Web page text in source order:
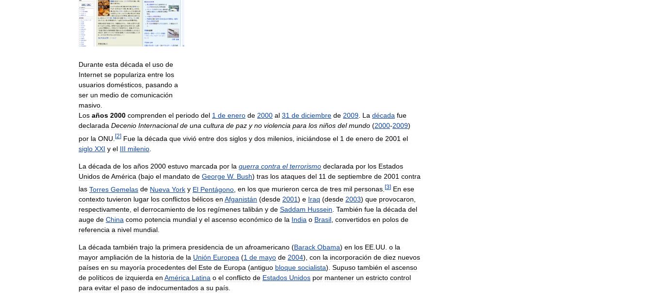
Durante esta década el uso de
Internet se populariza entre los
usuarios domésticos pasando a
ser un medio de comunicación
masivo
Los años 2000 comprenden el periodo del 1 de enero de 2000 al 31 de diciembre de 2009 La década fue
declarada Decenio Internacional de una cultura de paz y no violencia para los niños del mundo (2000-2009)
por la ONU [2] Fue la década que vivió entre dos siglos y dos milenios iniciándose el 1 de enero de 2001 el
siglo XXI y el III milenio
La década de los años 2000 estuvo marcada por la guerra contra el terrorismo declarada por los Estados
Unidos deAmérica (bajo el mandato de George W. Bush) tras los ataques del 11 de septiembre de 2001 contra
las Torres Gemelas de Nueva York y El Pentágono en los que murieron cerca de tres mil personas [3] En ese
contexto tuvieron lugar los conflictos bélicos en Afganistán (desde 2001) e Iraq (desde 2003) que provocaron,
respectivamente, el derrocamiento de los regímenes talibán y de Saddam Hussein. También fue la década del
auge de China como potencia mundial y el ascenso económico de la India o Brasil, convertidos en polos de
referencia a nivel mundial.
La década también trajo la primera presidencia de un afroamericano (Barack Obama) en los EE.UU. o la
mayor ampliación de la historia de la Unión Europea (1 de mayo de 2004), con la incorporación de diez nuevos
países en su mayoría procedentes del Este de Europa (antiguo bloque socialista). Supuso también el ascenso
de políticos de izquierda en América Latina o el conflicto de Estados Unidos por mantener un estricto control
para evitar el paso de indocumentados a su país.